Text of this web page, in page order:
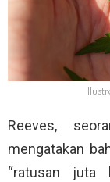
Reeves,
mengatakan
“ratusan juta